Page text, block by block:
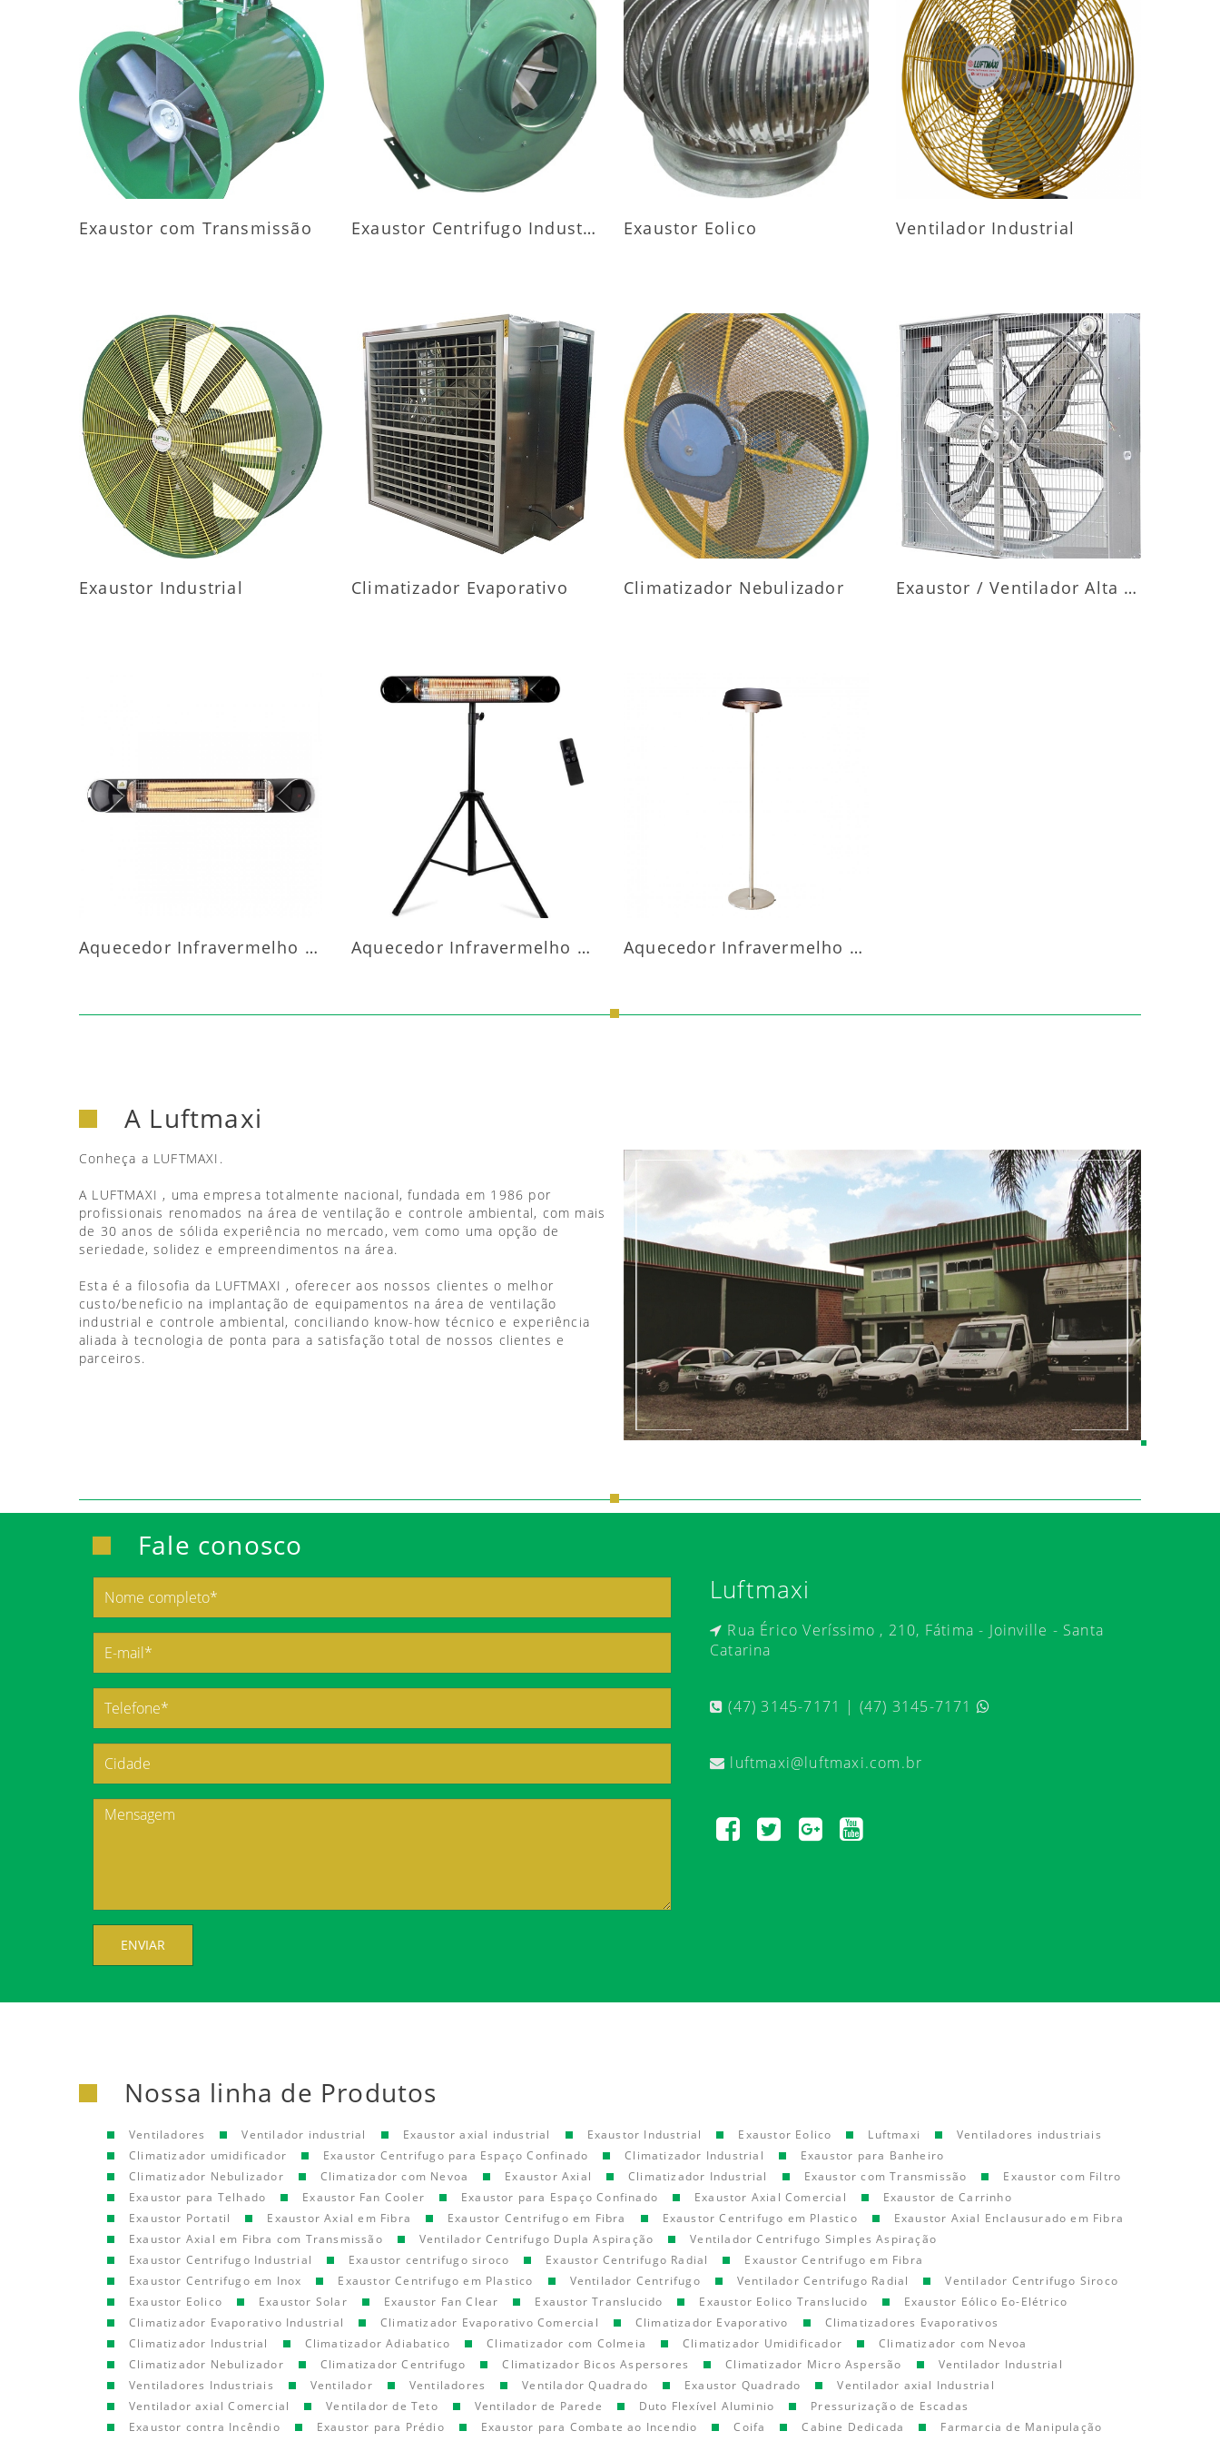
MAIS INFORMAÇÕES
Exaustor com Transmissão
MAIS INFORMAÇÕES
Exaustor Centrifugo Industrial
MAIS INFORMAÇÕES
Exaustor Eolico
MAIS INFORMAÇÕES
Ventilador Industrial
MAIS INFORMAÇÕES
Exaustor Industrial
MAIS INFORMAÇÕES
Climatizador Evaporativo
MAIS INFORMAÇÕES
Climatizador Nebulizador
MAIS INFORMAÇÕES
Exaustor / Ventilador Alta Vazão
MAIS INFORMAÇÕES
Aquecedor Infravermelho Parede
MAIS INFORMAÇÕES
Aquecedor Infravermelho Pedestal Aquecedor Infravermelho Pedestal Luft-20000
A Luftmaxi
Conheça a LUFTMAXI.
A LUFTMAXI , uma empresa totalmente nacional, fundada em 1986 por
profissionais renomados na área de ventilação e controle ambiental, com mais
de 30 anos de sólida experiência no mercado, vem como uma opção de
seriedade, solidez e empreendimentos na área.
Esta é a filosofia da LUFTMAXI , oferecer aos nossos clientes o melhor
custo/beneficio na implantação de equipamentos na área de ventilação
industrial e controle ambiental, conciliando know-how técnico e experiência
aliada à tecnologia de ponta para a satisfação total de nossos clientes e
parceiros.
Fale conosco
ENVIAR
Luftmaxi
Rua Érico Veríssimo , 210, Fátima - Joinville - Santa
Catarina
(47) 3145-7171 | (47) 3145-7171
luftmaxi@luftmaxi.com.br
Nossa linha de Produtos
Ventiladores Ventilador industrial Exaustor axial industrial Exaustor Industrial Exaustor Eolico Luftmaxi
Ventiladores industriais
Climatizador umidificador
Exaustor Centrifugo para Espaço Confinado Climatizador Industrial
Exaustor para Banheiro
Climatizador Nebulizador
Climatizador com Nevoa Exaustor Axial Climatizador Industrial Exaustor com Transmissão
Exaustor com Filtro
Exaustor para Telhado
Exaustor Fan Cooler Exaustor para Espaço Confinado Exaustor Axial Comercial
Exaustor de Carrinho
Exaustor Portatil
Exaustor Axial em Fibra Exaustor Centrifugo em Fibra Exaustor Centrifugo em Plastico
Exaustor Axial Enclausurado em Fibra
Exaustor Axial em Fibra com Transmissão
Ventilador Centrifugo Dupla Aspiração
Ventilador Centrifugo Simples Aspiração
Exaustor Centrifugo Industrial
Exaustor centrifugo siroco Exaustor Centrifugo Radial
Exaustor Centrifugo em Fibra
Exaustor Centrifugo em Inox
Exaustor Centrifugo em Plastico Ventilador Centrifugo Ventilador Centrifugo Radial
Ventilador Centrifugo Siroco
Exaustor Eolico
Exaustor Solar Exaustor Fan Clear Exaustor Translucido Exaustor Eolico Translucido
Exaustor Eólico Eo-Elétrico
Climatizador Evaporativo Industrial
Climatizador Evaporativo Comercial Climatizador Evaporativo
Climatizadores Evaporativos
Climatizador Industrial
Climatizador Adiabatico Climatizador com Colmeia Climatizador Umidificador
Climatizador com Nevoa
Climatizador Nebulizador
Climatizador Centrifugo Climatizador Bicos Aspersores Climatizador Micro Aspersão
Ventilador Industrial
Ventiladores Industriais
Ventilador Ventiladores Ventilador Quadrado Exaustor Quadrado
Ventilador axial Industrial
Ventilador axial Comercial
Ventilador de Teto Ventilador de Parede Duto Flexível Aluminio
Pressurização de Escadas
Exaustor contra Incêndio
Exaustor para Prédio Exaustor para Combate ao Incendio Coifa Cabine Dedicada
Farmarcia de Manipulação